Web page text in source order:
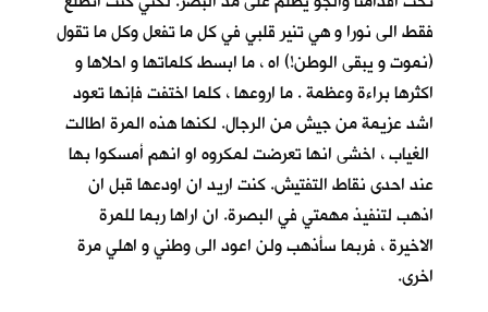
فقط الى نورا و هي تنير قلبي في كل ما تفعل وكل ما تقول
(نموت و يبقى الوطن!) اه ، ما ابسط كلماتها و احلاها و
اكثرها براءة وعظمة . ما اروعها ، كلما اختفت فإنها تعود
اشد عزيمة من جيش من الرجال. لكنها هذه المرة اطالت
الغياب ، اخشى انها تعرضت لمكروه او انهم أمسكوا بها
عند احدى نقاط التفتيش. كنت اريد ان اودعها قبل ان
اذهب لتنفيذ مهمتي في البصرة. ان اراها ربما للمرة
الاخيرة ، فربما سأذهب ولن اعود الى وطني و اهلي مرة
اخرى.